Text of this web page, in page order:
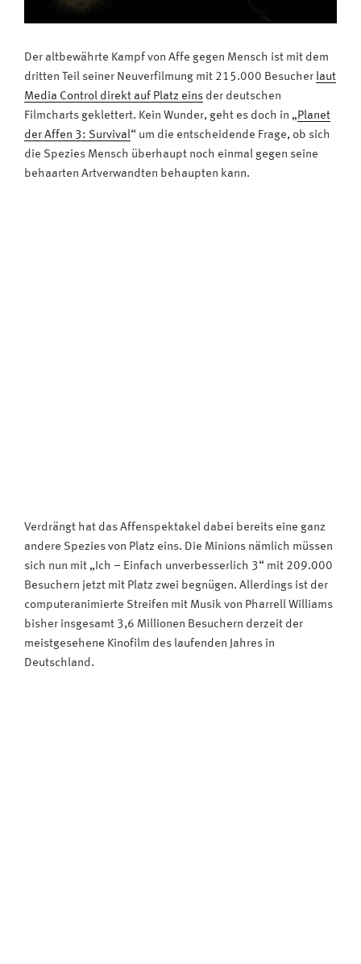
Der altbewährte Kampf von Affe gegen Mensch ist mit dem
dritten Teil seiner Neuverfilmung mit 215.000 Besucher laut
Media Control direkt auf Platz eins der deutschen
Filmcharts geklettert. Kein Wunder, geht es doch in „Planet
der Affen 3: Survival“ um die entscheidende Frage, ob sich
die Spezies Mensch überhaupt noch einmal gegen seine
behaarten Artverwandten behaupten kann.
Verdrängt hat das Affenspektakel dabei bereits eine ganz
andere Spezies von Platz eins. Die Minions nämlich müssen
sich nun mit „Ich – Einfach unverbesserlich 3“ mit 209.000
Besuchern jetzt mit Platz zwei begnügen. Allerdings ist der
computeranimierte Streifen mit Musik von Pharrell Williams
bisher insgesamt 3,6 Millionen Besuchern derzeit der
meistgesehene Kinofilm des laufenden Jahres in
Deutschland.